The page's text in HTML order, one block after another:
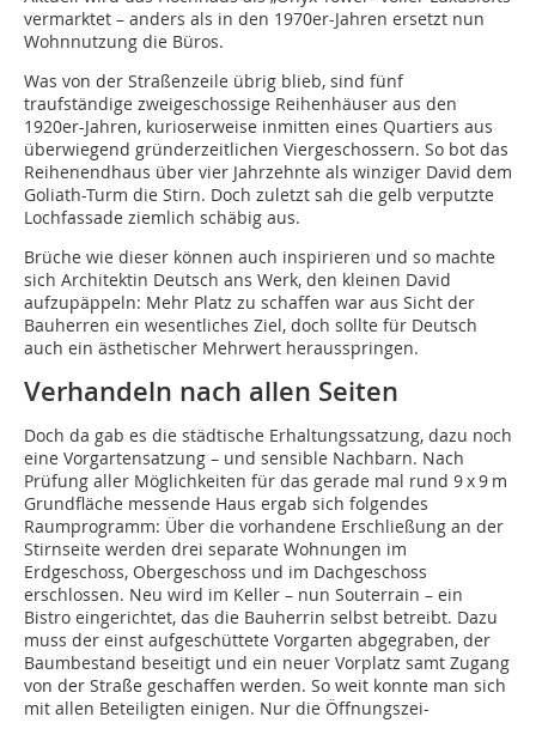
vermarktet – anders als in den 1970er-Jahren ersetzt nun
Wohnnutzung die Büros.
Was von der Straßenzeile übrig blieb, sind fünf
traufständige zweigeschossige Reihenhäuser aus den
1920er-Jahren, kurioserweise inmitten eines Quartiers aus
überwiegend gründerzeitlichen Viergeschossern. So bot das
Reihenendhaus über vier Jahrzehnte als winziger David dem
Goliath-Turm die Stirn. Doch zuletzt sah die gelb verputzte
Lochfassade ziemlich schäbig aus.
Brüche wie dieser können auch inspirieren und so machte
sich Architektin Deutsch ans Werk, den kleinen David
aufzupäppeln: Mehr Platz zu schaffen war aus Sicht der
Bauherren ein wesentliches Ziel, doch sollte für Deutsch
auch ein ästhetischer Mehrwert herausspringen.
Verhandeln nach allen Seiten
Doch da gab es die städtische Erhaltungssatzung, dazu noch
eine Vorgartensatzung – und sensible Nachbarn. Nach
Prüfung aller Möglichkeiten für das gerade mal rund 9 x 9 m
Grundfläche messende Haus ergab sich folgendes
Raumprogramm: Über die vorhandene Erschließung an der
Stirnseite werden drei separate Wohnungen im
Erdgeschoss, Obergeschoss und im Dachgeschoss
erschlossen. Neu wird im Keller – nun Souterrain – ein
Bistro eingerichtet, das die Bauherrin selbst betreibt. Dazu
muss der einst aufgeschüttete Vorgarten abgegraben, der
Baumbestand beseitigt und ein neuer Vorplatz samt Zugang
von der Straße geschaffen werden. So weit konnte man sich
mit allen Beteiligten einigen. Nur die Öffnungszei-